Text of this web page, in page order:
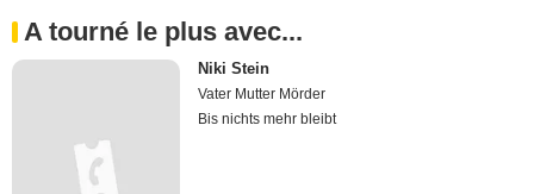
A tourné le plus avec...
Niki Stein
Vater Mutter Mörder
Bis nichts mehr bleibt